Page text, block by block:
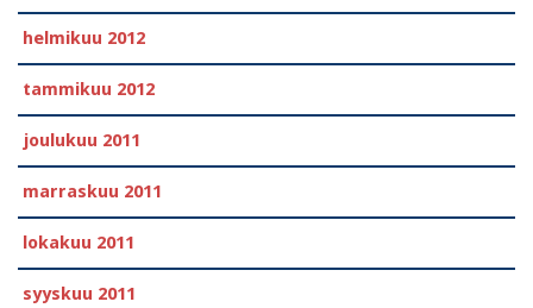
helmikuu 2012
tammikuu 2012
joulukuu 2011
marraskuu 2011
lokakuu 2011
syyskuu 2011